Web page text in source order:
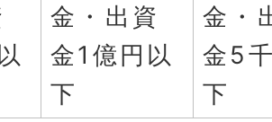
金・出資
金1億円以
下
金・
金5
下